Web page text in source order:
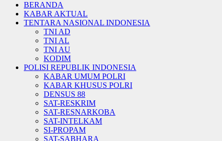
BERANDA
KABAR AKTUAL
TENTARA NASIONAL INDONESIA
TNI AD
TNI AL
TNI AU
KODIM
POLISI REPUBLIK INDONESIA
KABAR UMUM POLRI
KABAR KHUSUS POLRI
DENSUS 88
SAT-RESKRIM
SAT-RESNARKOBA
SAT-INTELKAM
SI-PROPAM
SAT-SABHARA